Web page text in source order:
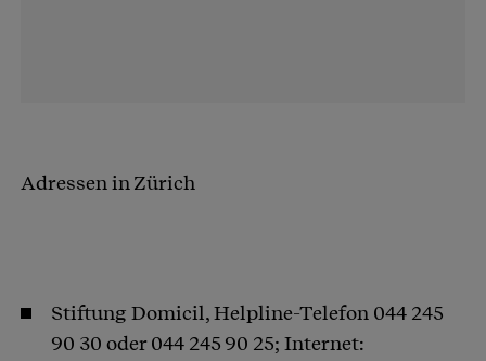
Adressen in Zürich
Stiftung Domicil, Helpline-Telefon 044 245
90 30 oder 044 245 90 25; Internet: